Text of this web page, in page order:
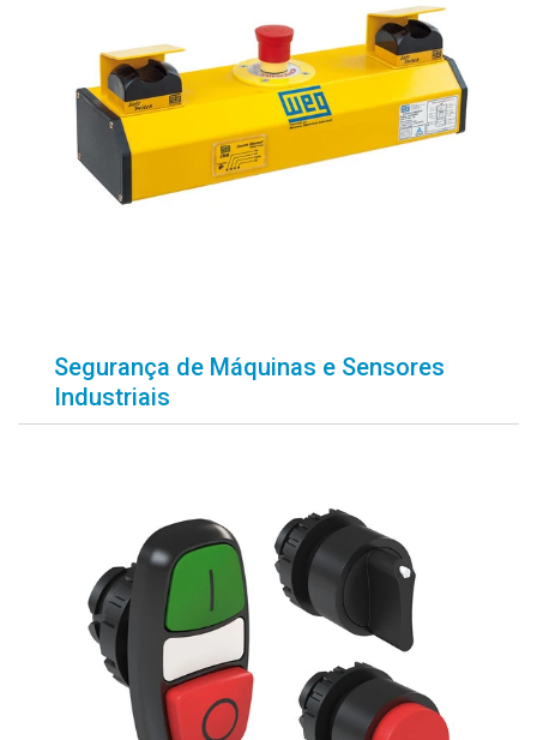
Segurança de Máquinas e Sensores
Industriais